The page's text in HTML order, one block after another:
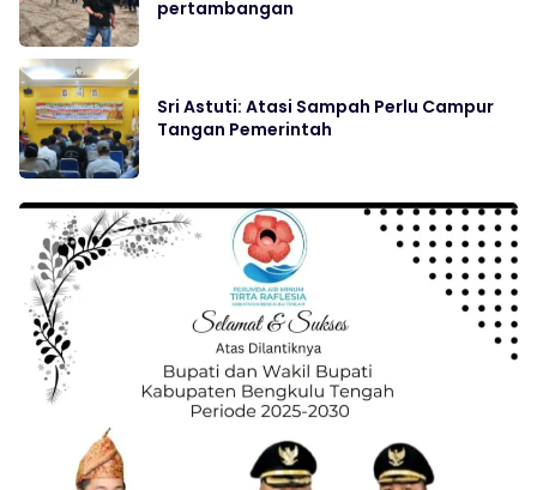
pertambangan
Sri Astuti: Atasi Sampah Perlu Campur
Tangan Pemerintah